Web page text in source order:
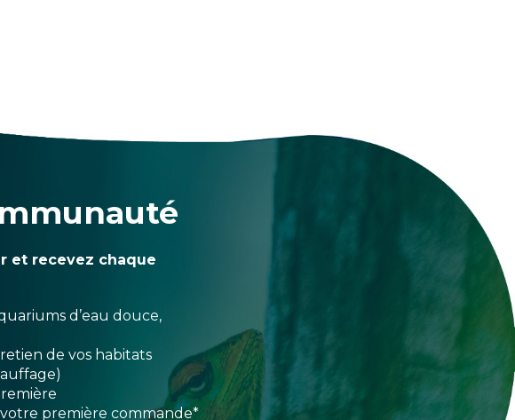
et recevez chaque
d’eau douce,
de vos habitats
première commande*